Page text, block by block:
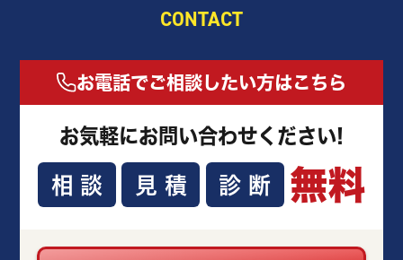
CONTACT
お電話でご相談したい方はこちら
お気軽にお問い合わせください!
相談 見積 診断 無料